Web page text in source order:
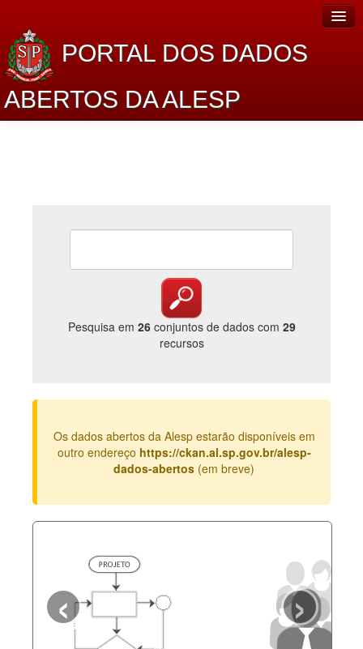
PORTAL DOS DADOS
ABERTOS DA ALESP
Lei de Acesso à Informação
Catálogo de dados
Legislação
Perguntas frequentes
Pesquisa em 26conjuntos de dados com 29
recursos
Os dados abertos da Alesp estarão disponíveis em
outro endereço https://ckan.al.sp.gov.br/alesp-
dados-abertos (em breve)
‹ ›